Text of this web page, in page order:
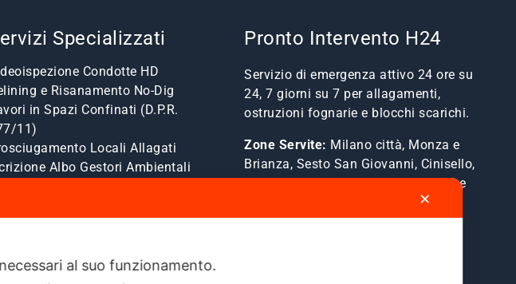
Specializzati
Condotte HD
e Risanamento No-Dig
in Spazi Confinati (D.P.R.
11)
Locali Allagati
Albo Gestori Ambientali
Pronto Intervento H24
Servizio di emergenza attivo 24 ore su
24, 7 giorni su 7 per allagamenti,
ostruzioni fognarie e blocchi scarichi.
Zone Servite: Milano città, Monza e
Brianza, Sesto San Giovanni, Cinisello,
Cologno, Bresso, Segrate, Cernusco e
✕
al suo funzionamento.